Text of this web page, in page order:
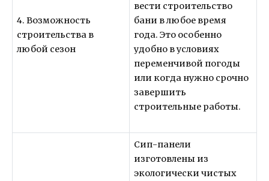
4. Возможность
строительства в
любой сезон
вести строительство
бани в любое время
года. Это особенно
удобно в условиях
переменчивой погоды
или когда нужно срочно
завершить
строительные работы.
Сип-панели
изготовлены из
экологически чистых